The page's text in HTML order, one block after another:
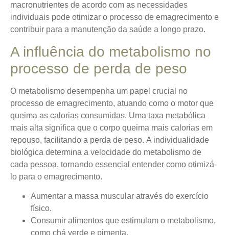
macronutrientes de acordo com as necessidades
individuais pode otimizar o processo de emagrecimento e
contribuir para a manutenção da saúde a longo prazo.
A influência do metabolismo no
processo de perda de peso
O metabolismo desempenha um papel crucial no
processo de emagrecimento, atuando como o motor que
queima as calorias consumidas. Uma taxa metabólica
mais alta significa que o corpo queima mais calorias em
repouso, facilitando a perda de peso. A individualidade
biológica determina a velocidade do metabolismo de
cada pessoa, tornando essencial entender como otimizá-
lo para o emagrecimento.
Aumentar a massa muscular através do exercício
físico.
Consumir alimentos que estimulam o metabolismo,
como chá verde e pimenta.